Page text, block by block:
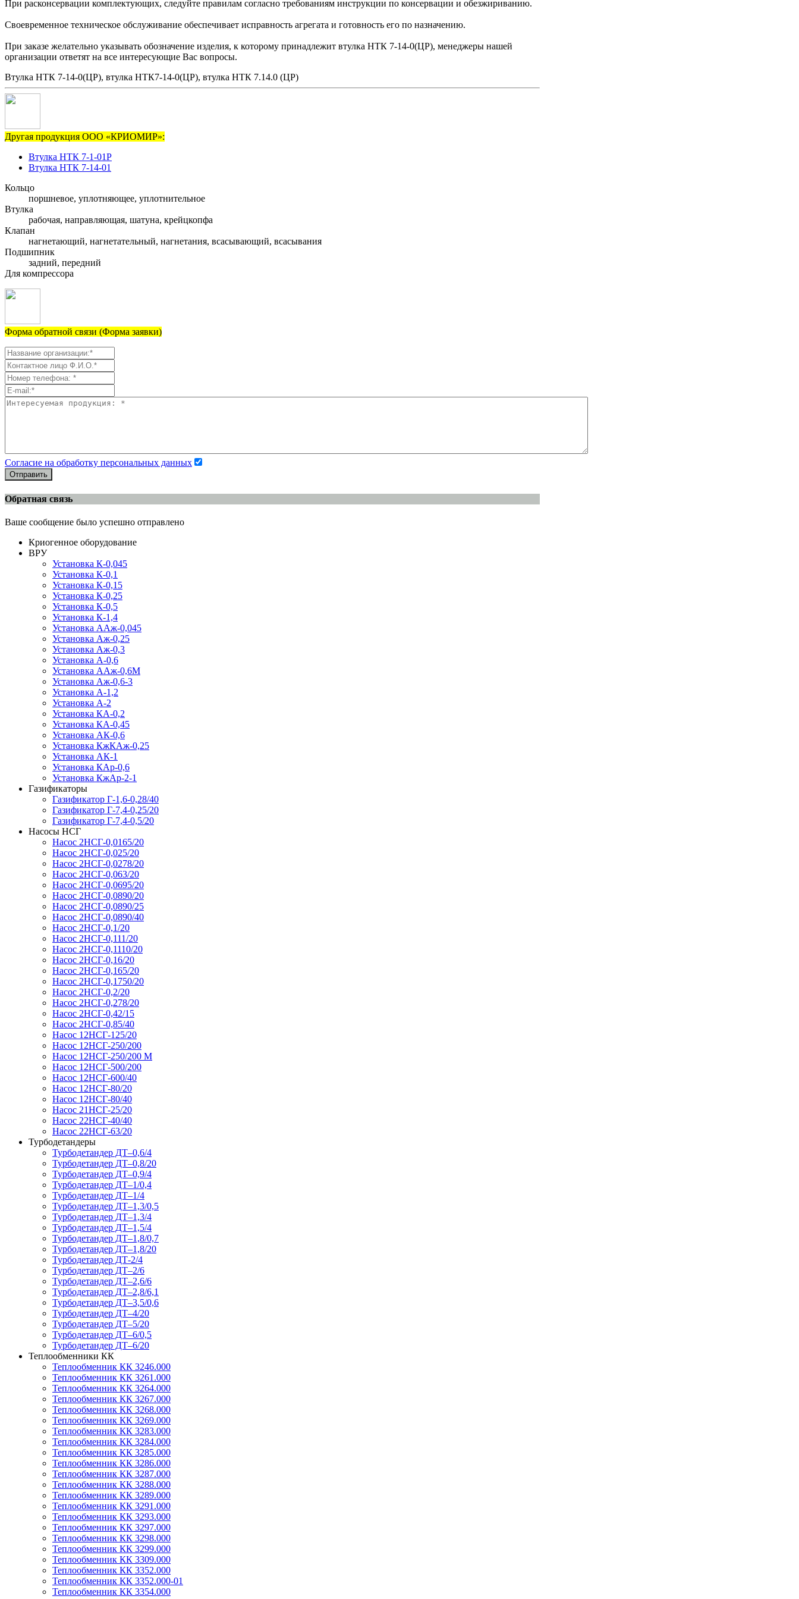
При расконсервации комплектующих, следуйте правилам согласно требованиям инструкции по консервации и обезжириванию.
Своевременное техническое обслуживание обеспечивает исправность агрегата и готовность его по назначению.
При заказе желательно указывать обозначение изделия, к которому принадлежит втулка НТК 7-14-0(ЦР), менеджеры нашей
организации ответят на все интересующие Вас вопросы.
Втулка НТК 7-14-0(ЦР), втулка НТК7-14-0(ЦР), втулка НТК 7.14.0 (ЦР)
Другая продукция ООО «КРИОМИР»:
Втулка НТК 7-1-01Р
Втулка НТК 7-14-01
Кольцо
поршневое, уплотняющее, уплотнительное
Втулка
рабочая, направляющая, шатуна, крейцкопфа
Клапан
нагнетающий, нагнетательный, нагнетания, всасывающий, всасывания
Подшипник
задний, передний
Для компрессора
Форма обратной связи (Форма заявки)
Согласие на обработку персональных данных
Отправить
Обратная связь
Ваше сообщение было успешно отправлено
Криогенное оборудование
ВРУ
Установка К-0,045
Установка К-0,1
Установка К-0,15
Установка К-0,25
Установка К-0,5
Установка К-1,4
Установка ААж-0,045
Установка Аж-0,25
Установка Аж-0,3
Установка А-0,6
Установка ААж-0,6М
Установка Аж-0,6-3
Установка А-1,2
Установка А-2
Установка КА-0,2
Установка КА-0,45
Установка АК-0,6
Установка КжКАж-0,25
Установка АК-1
Установка КАр-0,6
Установка КжАр-2-1
Газификаторы
Газификатор Г-1,6-0,28/40
Газификатор Г-7,4-0,25/20
Газификатор Г-7,4-0,5/20
Насосы НСГ
Насос 2НСГ-0,0165/20
Насос 2НСГ-0,025/20
Насос 2НСГ-0,0278/20
Насос 2НСГ-0,063/20
Насос 2НСГ-0,0695/20
Насос 2НСГ-0,0890/20
Насос 2НСГ-0,0890/25
Насос 2НСГ-0,0890/40
Насос 2НСГ-0,1/20
Насос 2НСГ-0,111/20
Насос 2НСГ-0,1110/20
Насос 2НСГ-0,16/20
Насос 2НСГ-0,165/20
Насос 2НСГ-0,1750/20
Насос 2НСГ-0,2/20
Насос 2НСГ-0,278/20
Насос 2НСГ-0,42/15
Насос 2НСГ-0,85/40
Насос 12НСГ-125/20
Насос 12НСГ-250/200
Насос 12НСГ-250/200 М
Насос 12НСГ-500/200
Насос 12НСГ-600/40
Насос 12НСГ-80/20
Насос 12НСГ-80/40
Насос 21НСГ-25/20
Насос 22НСГ-40/40
Насос 22НСГ-63/20
Турбодетандеры
Турбодетандер ДТ–0,6/4
Турбодетандер ДТ–0,8/20
Турбодетандер ДТ–0,9/4
Турбодетандер ДТ–1/0,4
Турбодетандер ДТ–1/4
Турбодетандер ДТ–1,3/0,5
Турбодетандер ДТ–1,3/4
Турбодетандер ДТ–1,5/4
Турбодетандер ДТ–1,8/0,7
Турбодетандер ДТ–1,8/20
Турбодетандер ДТ-2/4
Турбодетандер ДТ–2/6
Турбодетандер ДТ–2,6/6
Турбодетандер ДТ–2,8/6,1
Турбодетандер ДТ–3,5/0,6
Турбодетандер ДТ–4/20
Турбодетандер ДТ–5/20
Турбодетандер ДТ–6/0,5
Турбодетандер ДТ–6/20
Теплообменники КК
Теплообменник КК 3246.000
Теплообменник КК 3261.000
Теплообменник КК 3264.000
Теплообменник КК 3267.000
Теплообменник КК 3268.000
Теплообменник КК 3269.000
Теплообменник КК 3283.000
Теплообменник КК 3284.000
Теплообменник КК 3285.000
Теплообменник КК 3286.000
Теплообменник КК 3287.000
Теплообменник КК 3288.000
Теплообменник КК 3289.000
Теплообменник КК 3291.000
Теплообменник КК 3293.000
Теплообменник КК 3297.000
Теплообменник КК 3298.000
Теплообменник КК 3299.000
Теплообменник КК 3309.000
Теплообменник КК 3352.000
Теплообменник КК 3352.000-01
Теплообменник КК 3354.000